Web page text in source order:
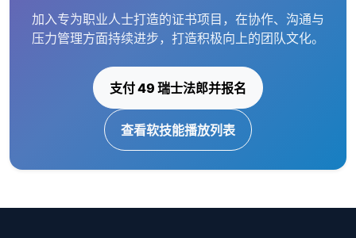
加入专为职业人士打造的证书项目，在协作、沟通与
压力管理方面持续进步，打造积极向上的团队文化。
支付 49 瑞士法郎并报名
查看软技能播放列表